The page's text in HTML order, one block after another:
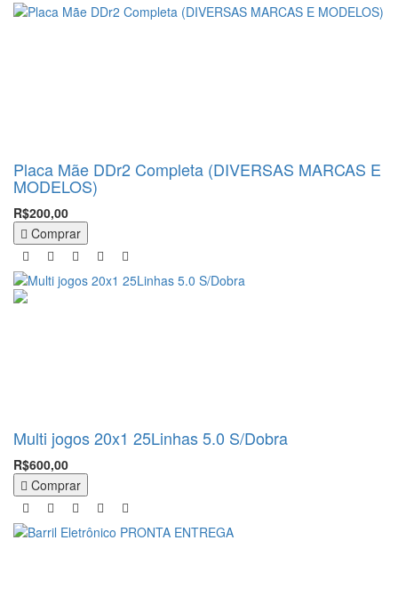
Placa Mãe DDr2 Completa (DIVERSAS MARCAS E
MODELOS)
R$200,00
Comprar
Multi jogos 20x1 25Linhas 5.0 S/Dobra
R$600,00
Comprar